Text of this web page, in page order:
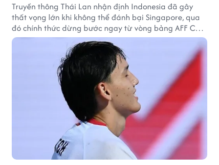
Truyền thông Thái Lan nhận định Indonesia đã gây
thất vọng lớn khi không thể đánh bại Singapore, qua
đó chính thức dừng bước ngay từ vòng bảng AFF Cup
2026.